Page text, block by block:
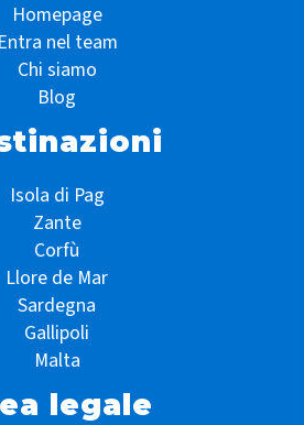
Homepage
Entra nel team
Chi siamo
Blog
Isola di Pag
Zante
Corfù
Llore de Mar
Sardegna
Gallipoli
Malta
legale